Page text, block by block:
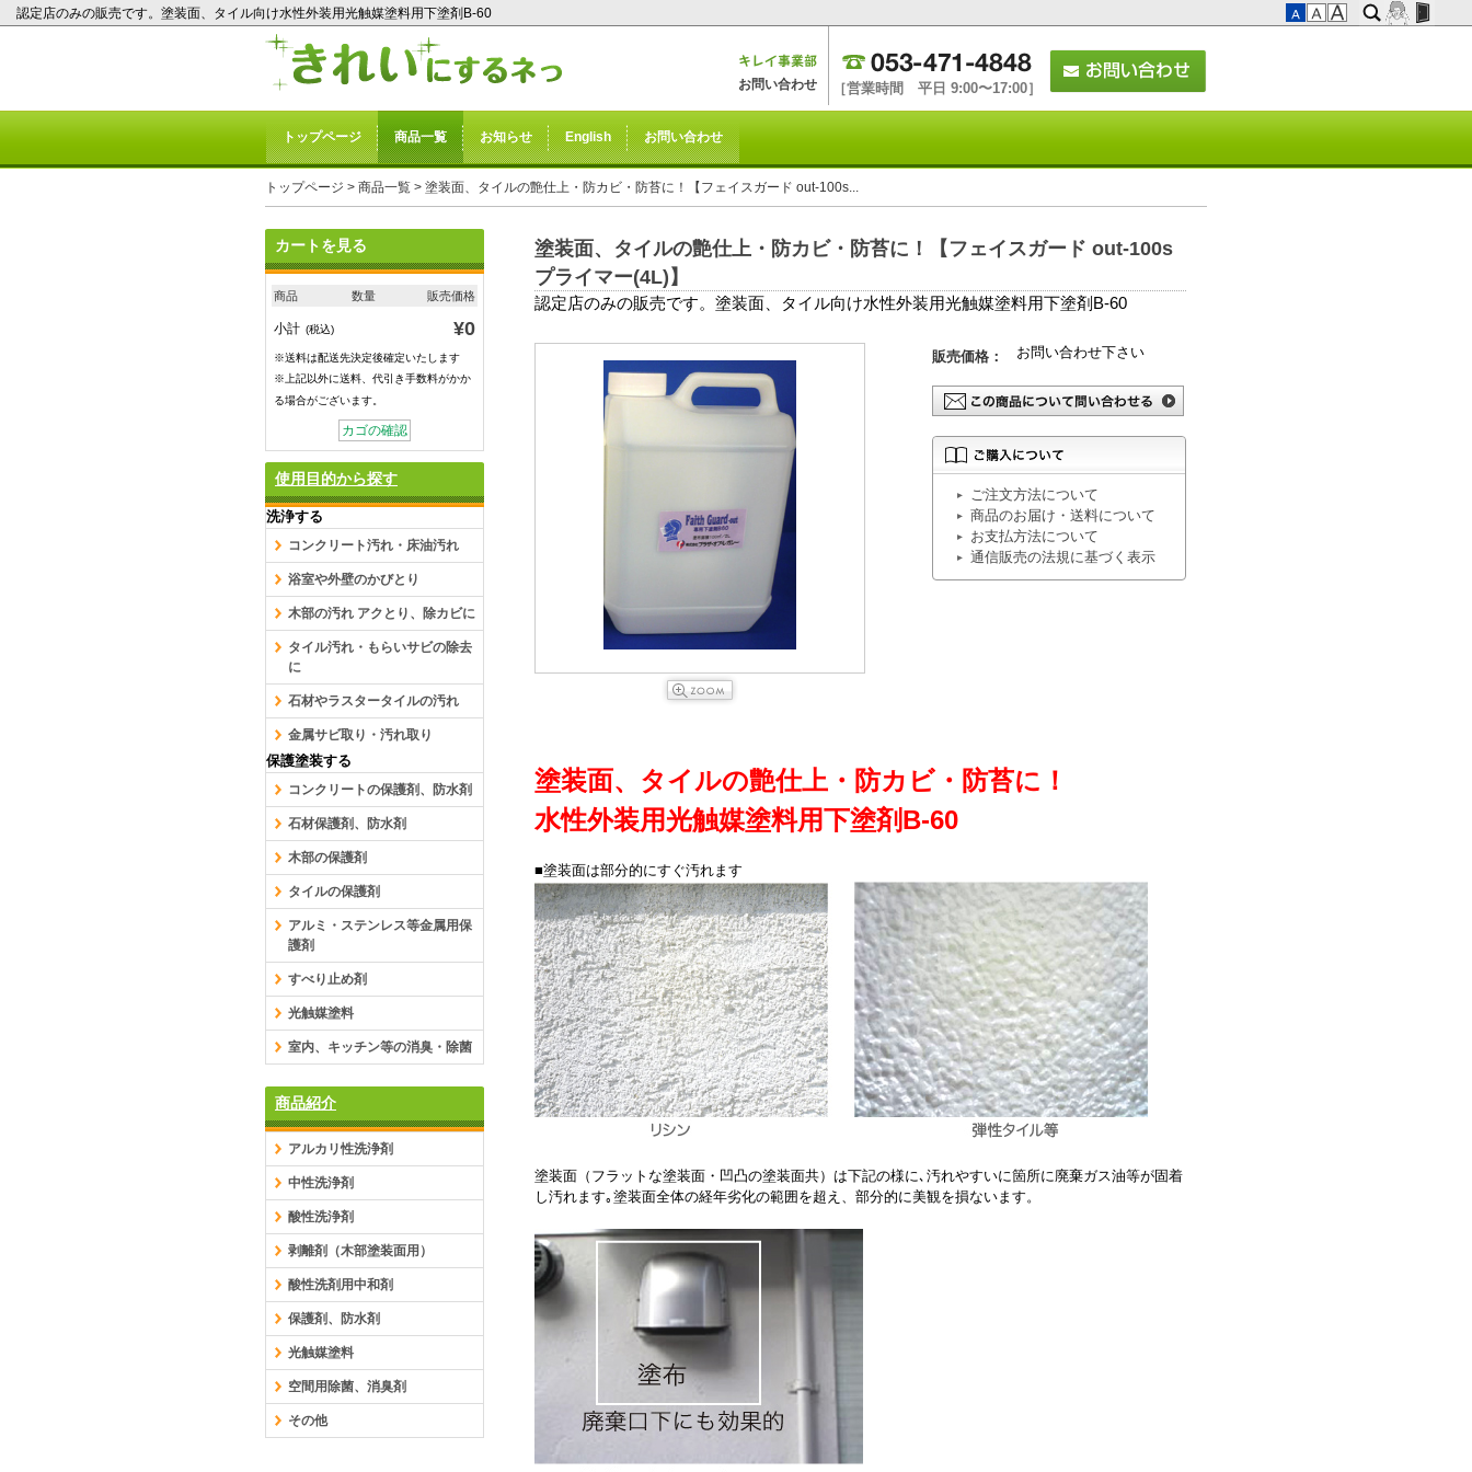
認定店のみの販売です。塗装面、タイル向け水性外装用光触媒塗料用下塗剤B-60
お問い合わせ ［営業時間 平日 9:00〜17:00］
トップページ 商品一覧 お知らせ English お問い合わせ
トップページ > 商品一覧 > 塗装面、タイルの艶仕上・防カビ・防苔に！【フェイスガード out-100s...
塗装面、タイルの艶仕上・防カビ・防苔に！【フェイスガード out-100s
プライマー(4L)】
認定店のみの販売です。塗装面、タイル向け水性外装用光触媒塗料用下塗剤B-60
販売価格： お問い合わせ下さい
ご注文方法について
商品のお届け・送料について
お支払方法について
通信販売の法規に基づく表示
塗装面、タイルの艶仕上・防カビ・防苔に！
水性外装用光触媒塗料用下塗剤B-60
■塗装面は部分的にすぐ汚れます
塗装面（フラットな塗装面・凹凸の塗装面共）は下記の様に､汚れやすいに箇所に廃棄ガス油等が固着
し汚れます｡塗装面全体の経年劣化の範囲を超え、部分的に美観を損ないます。
カートを見る
商品 数量 販売価格
小計 (税込) ¥0
※送料は配送先決定後確定いたします
※上記以外に送料、代引き手数料がかか
る場合がございます。
カゴの確認
使用目的から探す
洗浄する
コンクリート汚れ・床油汚れ
浴室や外壁のかびとり
木部の汚れ アクとり、除カビに
タイル汚れ・もらいサビの除去
に
石材やラスタータイルの汚れ
金属サビ取り・汚れ取り
保護塗装する
コンクリートの保護剤、防水剤
石材保護剤、防水剤
木部の保護剤
タイルの保護剤
アルミ・ステンレス等金属用保
護剤
すべり止め剤
光触媒塗料
室内、キッチン等の消臭・除菌
商品紹介
アルカリ性洗浄剤
中性洗浄剤
酸性洗浄剤
剥離剤（木部塗装面用）
酸性洗剤用中和剤
保護剤、防水剤
光触媒塗料
空間用除菌、消臭剤
その他